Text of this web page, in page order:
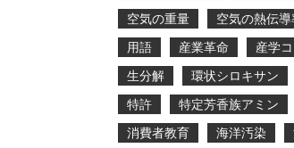
空気の重量
空気の熱伝
用語
産業革命 産学
生分解
環状シロキサン
特許
特定芳香族アミン
消費者教育
海洋汚染